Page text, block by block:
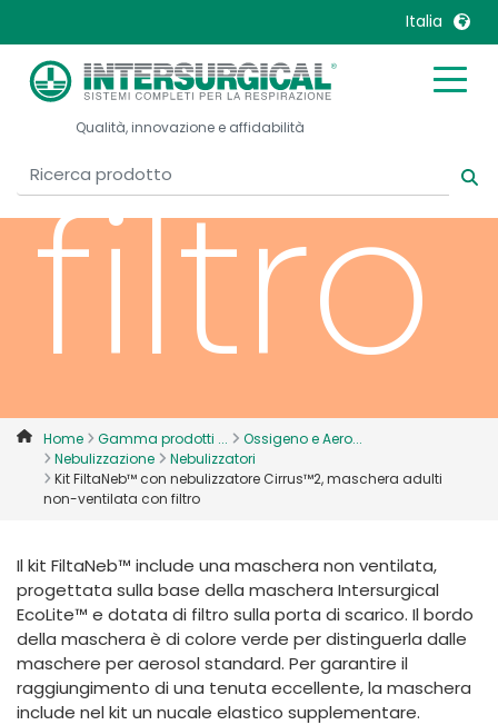
Italia
United Kingdom
United States
Belgique, Français
Canada, English
China
Denmark
Deutschland
España
Malaysia
Mexico
Nederlands
Norway
Sweden
International English
Qualità, innovazione e affidabilità
filtro
Home Gamma prodotti ...
Ossigeno e Aero...
Nebulizzazione
Nebulizzatori
Kit FiltaNeb™ con nebulizzatore Cirrus™2, maschera adulti
non-ventilata con filtro
Il kit FiltaNeb™ include una maschera non ventilata,
progettata sulla base della maschera Intersurgical
EcoLite™ e dotata di filtro sulla porta di scarico. Il bordo
della maschera è di colore verde per distinguerla dalle
maschere per aerosol standard. Per garantire il
raggiungimento di una tenuta eccellente, la maschera
include nel kit un nucale elastico supplementare.